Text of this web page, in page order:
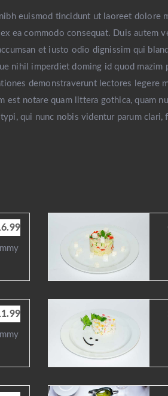
euismod tincidunt ut laoreet dolore
ea commodo consequat. Duis
et iusto odio dignissim qui
imperdiet doming id quod mazim
demonstraverunt lectores legere
notare quam littera gothica, quam
qui nunc nobis videntur parum